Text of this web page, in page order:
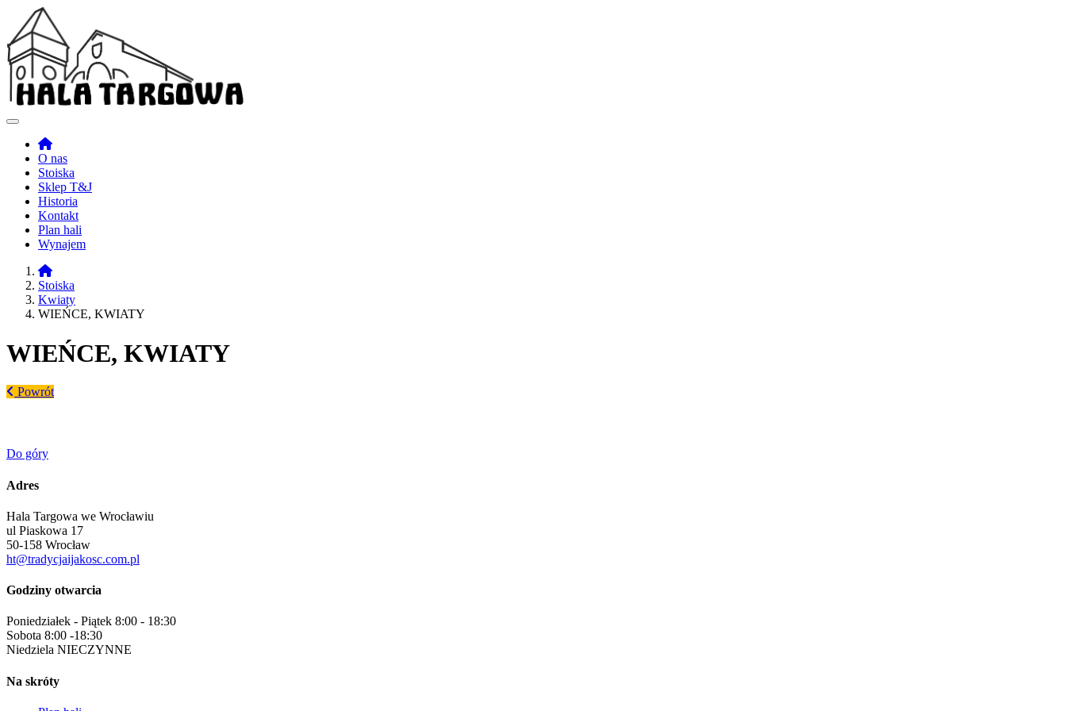
O nas
Stoiska
Sklep T&J
Historia
Kontakt
Plan hali
Wynajem
Stoiska
Kwiaty
WIEŃCE, KWIATY
WIEŃCE, KWIATY
Powrót
Do góry
Adres
Hala Targowa we Wrocławiu
ul Piaskowa 17
50-158 Wrocław
ht@tradycjaijakosc.com.pl
Godziny otwarcia
Poniedziałek - Piątek 8:00 - 18:30
Sobota 8:00 -18:30
Niedziela NIECZYNNE
Na skróty